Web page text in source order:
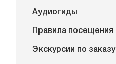
Аудиогиды
Правила посещения
Экскурсии по заказу